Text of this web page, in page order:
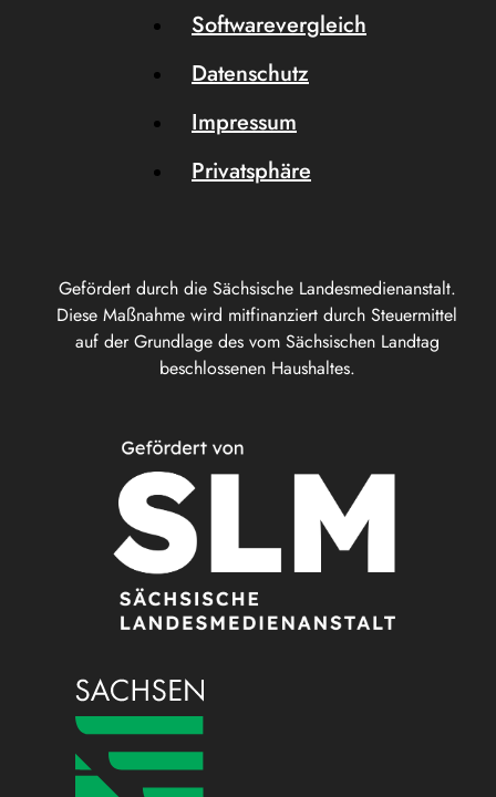
Gefördert durch die Sächsische Landesmedienanstalt.
Diese Maßnahme wird mitfinanziert durch Steuermittel
auf der Grundlage des vom Sächsischen Landtag
beschlossenen Haushaltes.
Softwarevergleich
Datenschutz
Impressum
Privatsphäre